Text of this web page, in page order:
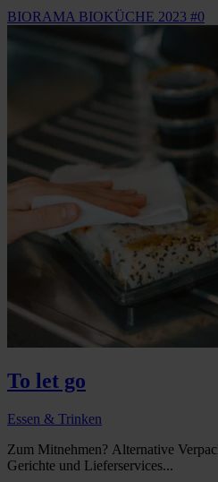
BIORAMA BIOKÜCHE 2023 #0
To let go
Essen & Trinken
Zum Mitnehmen? Alternative
Gerichte und Lieferservices...